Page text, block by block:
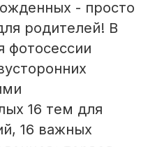
- просто
родителей! В
фотосессии
16 тем для
16 важных